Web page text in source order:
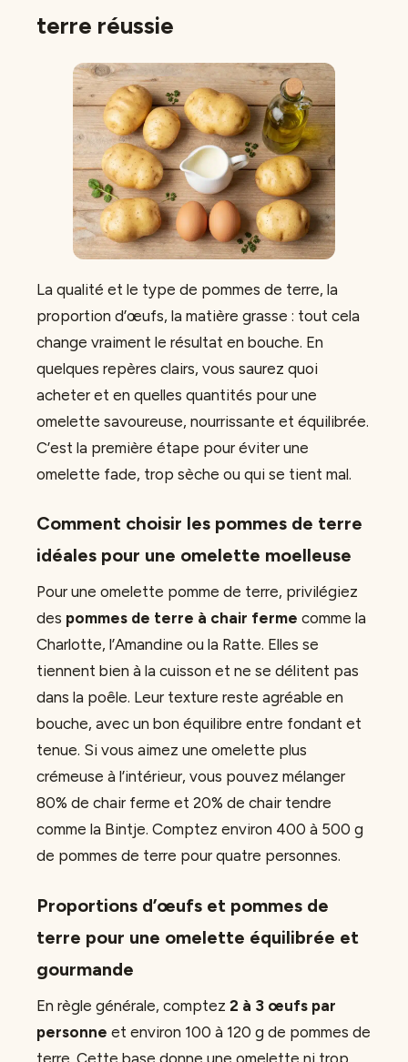
terre réussie
La qualité et le type de pommes de terre, la
proportion d’œufs, la matière grasse : tout cela
change vraiment le résultat en bouche. En
quelques repères clairs, vous saurez quoi
acheter et en quelles quantités pour une
omelette savoureuse, nourrissante et équilibrée.
C’est la première étape pour éviter une
omelette fade, trop sèche ou qui se tient mal.
Comment choisir les pommes de terre
idéales pour une omelette moelleuse
Pour une omelette pomme de terre, privilégiez
des pommes de terre à chair ferme comme la
Charlotte, l’Amandine ou la Ratte. Elles se
tiennent bien à la cuisson et ne se délitent pas
dans la poêle. Leur texture reste agréable en
bouche, avec un bon équilibre entre fondant et
tenue. Si vous aimez une omelette plus
crémeuse à l’intérieur, vous pouvez mélanger
80% de chair ferme et 20% de chair tendre
comme la Bintje. Comptez environ 400 à 500 g
de pommes de terre pour quatre personnes.
Proportions d’œufs et pommes de
terre pour une omelette équilibrée et
gourmande
En règle générale, comptez 2 à 3 œufs par
personne et environ 100 à 120 g de pommes de
terre. Cette base donne une omelette ni trop